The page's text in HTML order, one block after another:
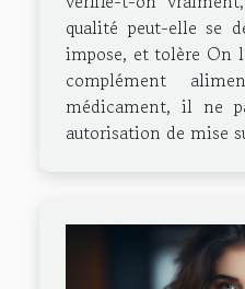
qualité peut-elle se
impose, et tolère On
complément
médicament, il ne
autorisation de mise